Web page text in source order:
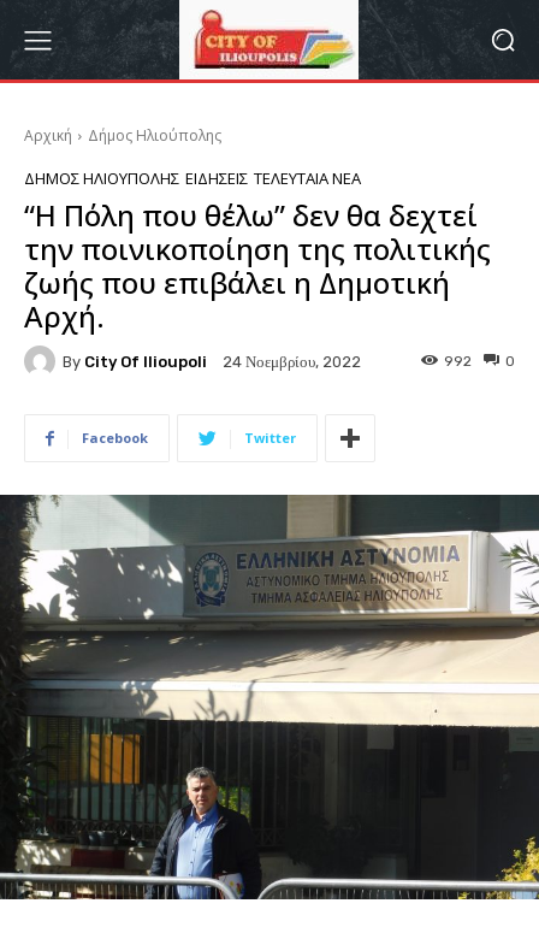
Αρχική Δήμος Ηλιούπολης
ΔΉΜΟΣ ΗΛΙΟΎΠΟΛΗΣ ΕΙΔΉΣΕΙΣ ΤΕΛΕΥΤΑΊΑ ΝΈΑ
“Η Πόλη που θέλω” δεν θα δεχτεί
την ποινικοποίηση της πολιτικής
ζωής που επιβάλει η Δημοτική
Αρχή.
By City Of Ilioupoli 24 Νοεμβρίου, 2022 0
992
Facebook Twitter